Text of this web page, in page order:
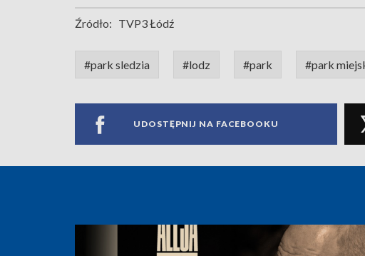
Źródło: TVP3 Łódź
#park sledzia #lodz #park #park
UDOSTĘPNIJ NA FACEBOOKU